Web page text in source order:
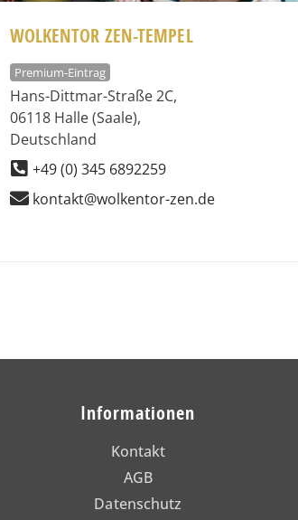
WOLKENTOR ZEN-TEMPEL
Premium-Eintrag
Hans-Dittmar-Straße 2C,
06118 Halle (Saale),
Deutschland
+49 (0) 345 6892259
kontakt@wolkentor-zen.de
Informationen
Kontakt
AGB
Datenschutz